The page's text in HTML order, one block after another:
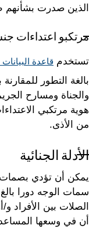
الذين صدرت
مرتكبو اعتداءات
تستخدم قاعدة
بالغة التطور
والجناة ومسارح
هوية مرتكبي
من الأذى.
الأدلة الجنائية
يمكن أن تؤدي بصمات
سمات الوجه دورا
الصلات بين الأفراد
أن في وسعها